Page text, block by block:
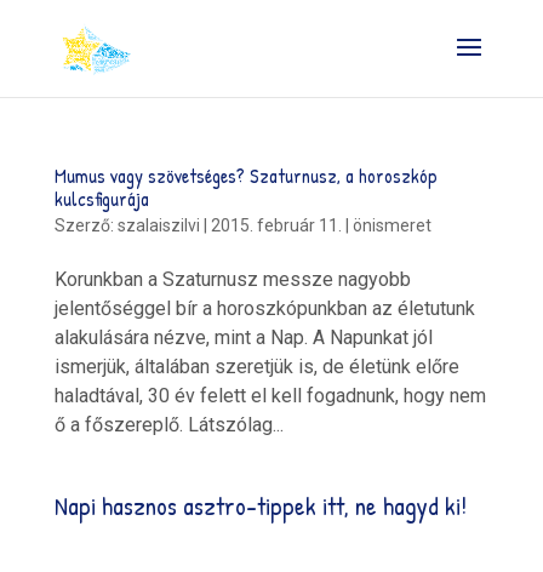
Mumus vagy szövetséges? Szaturnusz, a horoszkóp
kulcsfigurája
Szerző: szalaiszilvi 2015. február 11. önismeret
Korunkban a Szaturnusz messze nagyobb
jelentőséggel bír a horoszkópunkban az életutunk
alakulására nézve, mint a Nap. A Napunkat jól
ismerjük, általában szeretjük is, de életünk előre
haladtával, 30 év felett el kell fogadnunk, hogy nem
ő a főszereplő. Látszólag...
Napi hasznos asztro-tippek itt, ne hagyd ki!